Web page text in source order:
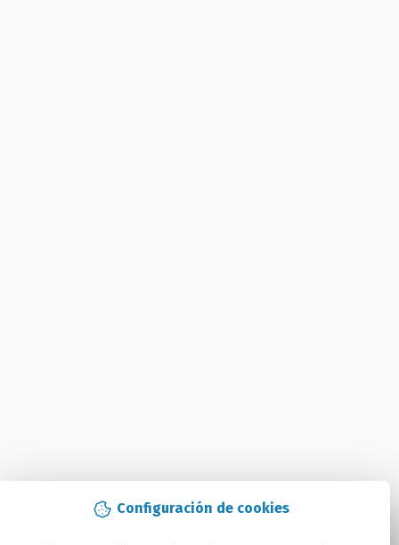
Configuración de cookies